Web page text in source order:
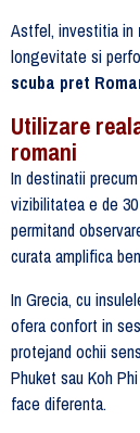
Astfel, investitia in
longevitate si
scuba pret
Utilizare
romani
In destinatii
vizibilitatea e de
permitand
curata amplifica
In Grecia, cu
ofera confort in
protejand ochii
Phuket sau Koh
face diferenta.